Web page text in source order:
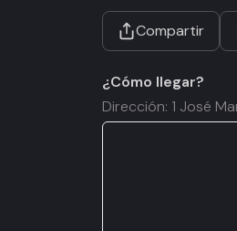
Compartir
¿Cómo llegar?
Dirección: 1 José